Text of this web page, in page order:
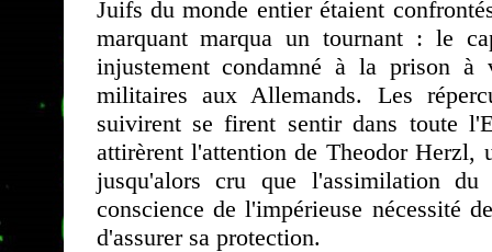
Juifs du monde entier étaient
marquant marqua un tournant : le
injustement condamné à la prison à
militaires aux Allemands. Les
suivirent se firent sentir dans toute
attirèrent l'attention de Theodor
jusqu'alors cru que l'assimilation
conscience de l'impérieuse nécessité
d'assurer sa protection.